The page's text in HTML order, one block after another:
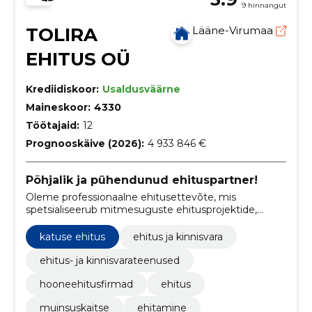
9 hinnangut
TOLIRA
EHITUS OÜ
Lääne-Virumaa
Krediidiskoor: Usaldusväärne
Maineskoor: 4330
Töötajaid: 12
Prognooskäive (2026): 4 933 846 €
Põhjalik ja pühendunud ehituspartner!
Oleme professionaalne ehitusettevõte, mis
spetsialiseerub mitmesuguste ehitusprojektide,
sealhulgas korterelamute renoveerimistööde,
ühiskondlike hoonete ehitustööde ja tööstus- ning
laohoonete ehitustööde teostamisel.
katuse ehitus
ehitus ja kinnisvara
ehitus- ja kinnisvarateenused
hooneehitusfirmad
ehitus
muinsuskaitse
ehitamine